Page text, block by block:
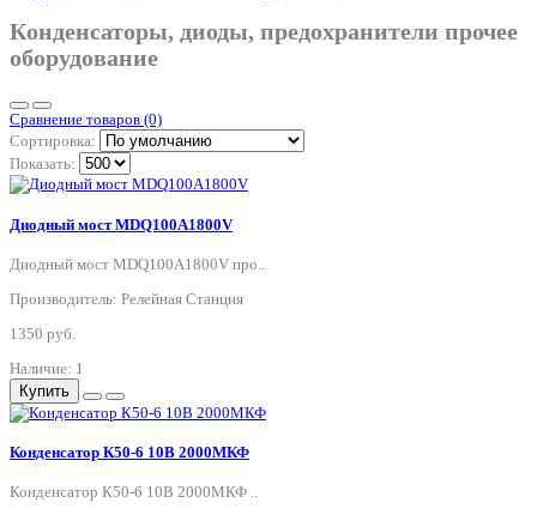
Конденсаторы, диоды, предохранители прочее
оборудование
Сравнение товаров (0)
Сортировка:
Показать:
Диодный мост MDQ100A1800V
Диодный мост MDQ100A1800V про..
Производитель: Релейная Станция
1350 руб.
Наличие: 1
Купить
Конденсатор К50-6 10В 2000МКФ
Конденсатор К50-6 10В 2000МКФ ..